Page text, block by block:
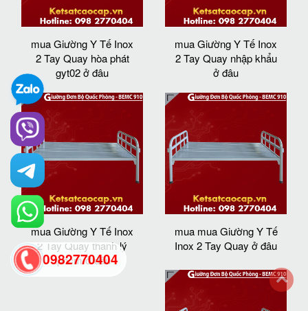
mua Giường Y Tế Inox
2 Tay Quay hòa phát
gyt02 ở đâu
mua Giường Y Tế Inox
2 Tay Quay nhập khẩu
ở đâu
mua Giường Y Tế Inox
2 Tay Quay thanh lý
tphcm ở đâu
mua mua Giường Y Tế
Inox 2 Tay Quay ở đâu
0982770404